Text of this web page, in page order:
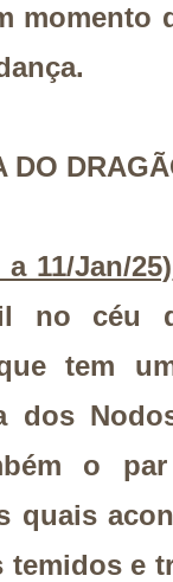
momento
DO
11/Jan/25)
no céu
tem
dos
o
quais
temidos e